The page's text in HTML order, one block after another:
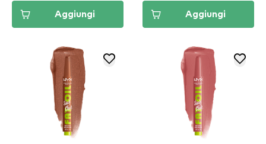
Aggiungi Aggiungi